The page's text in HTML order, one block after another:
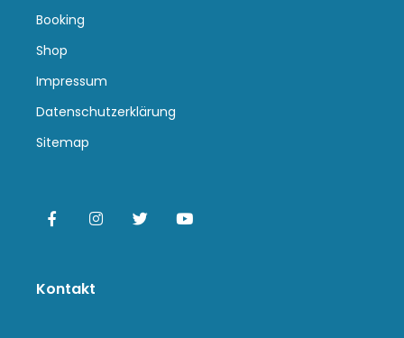
Booking
Shop
Impressum
Datenschutzerklärung
Sitemap
Kontakt